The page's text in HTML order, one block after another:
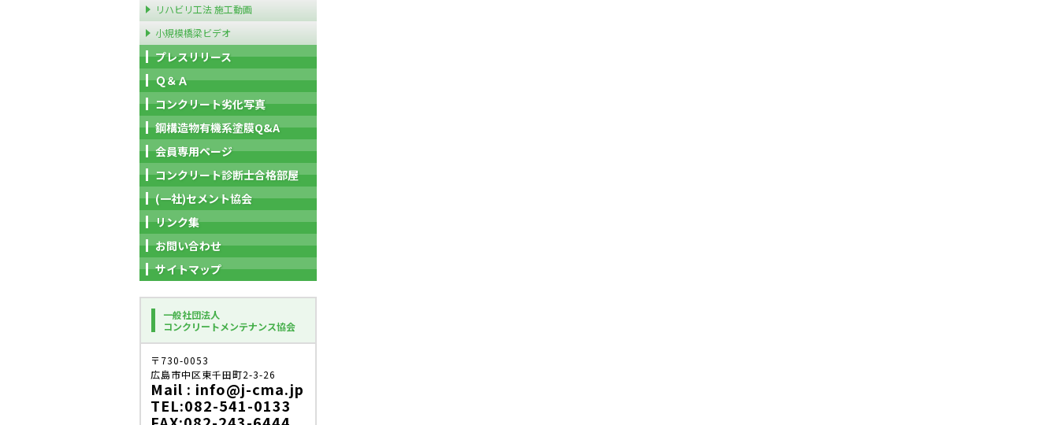
リハビリ工法 施工動画
小規模橋梁ビデオ
プレスリリース
Ｑ＆Ａ
コンクリート劣化写真
鋼構造物有機系塗膜Q&A
会員専用ページ
コンクリート診断士合格部屋
(一社)セメント協会
リンク集
お問い合わせ
サイトマップ
一般社団法人
コンクリートメンテナンス協会
〒730-0053
広島市中区東千田町2-3-26
Mail : info@j-cma.jp
TEL:082-541-0133